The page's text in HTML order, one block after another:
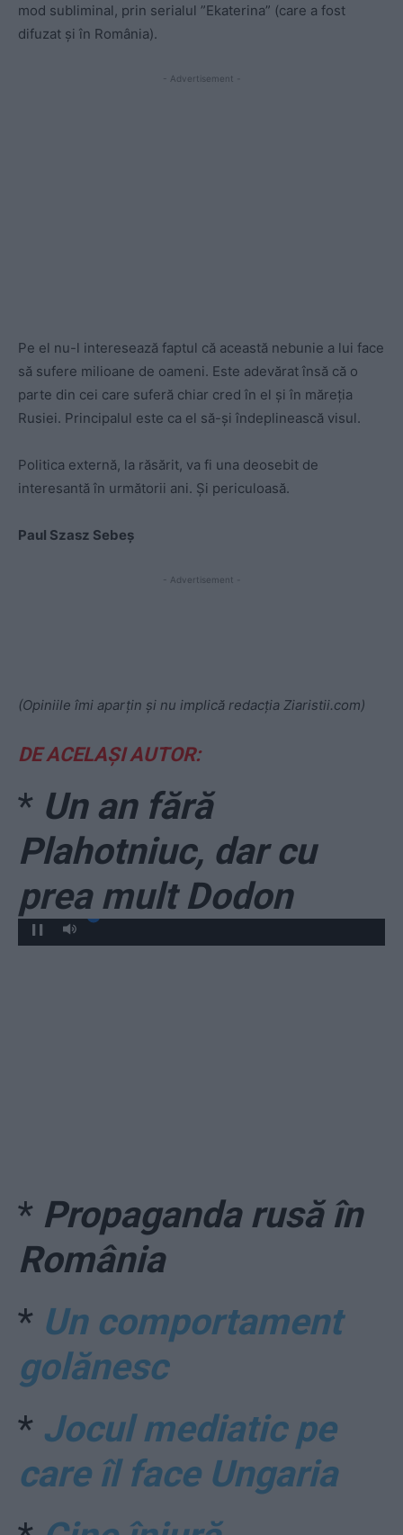
mod subliminal, prin serialul ”Ekaterina” (care a fost
difuzat și în România).
- Advertisement -
Pe el nu-l interesează faptul că această nebunie a lui face
să sufere milioane de oameni. Este adevărat însă că o
parte din cei care suferă chiar cred în el și în măreția
Rusiei. Principalul este ca el să-și îndeplinească visul.
Politica externă, la răsărit, va fi una deosebit de
interesantă în următorii ani. Și periculoasă.
Paul Szasz Sebeș
- Advertisement -
(Opiniile îmi aparțin și nu implică redacția Ziaristii.com)
DE ACELAȘI AUTOR:
* Un an fără
Plahotniuc, dar cu
prea mult Dodon
* Propaganda rusă în
România
* Un comportament
golănesc
* Jocul mediatic pe
care îl face Ungaria